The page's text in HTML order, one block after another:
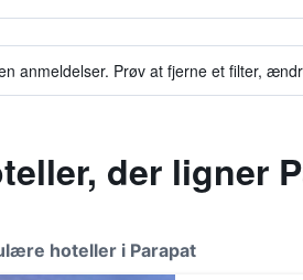
anmeldelser. Prøv at fjerne et filter,
der ligner
hoteller i Parapat